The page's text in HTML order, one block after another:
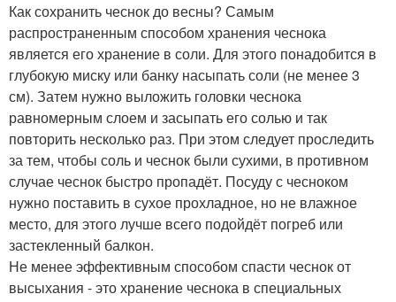
Как сохранить чеснок до весны? Самым
распространенным способом хранения чеснока
является его хранение в соли. Для этого понадобится в
глубокую миску или банку насыпать соли (не менее 3
см). Затем нужно выложить головки чеснока
равномерным слоем и засыпать его солью и так
повторить несколько раз. При этом следует проследить
за тем, чтобы соль и чеснок были сухими, в противном
случае чеснок быстро пропадёт. Посуду с чесноком
нужно поставить в сухое прохладное, но не влажное
место, для этого лучше всего подойдёт погреб или
застекленный балкон.
Не менее эффективным способом спасти чеснок от
высыхания - это хранение чеснока в специальных